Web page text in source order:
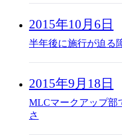
2015年10月6日
半年後に施行が迫る
2015年9月18日
MLCマークアップ部
さ